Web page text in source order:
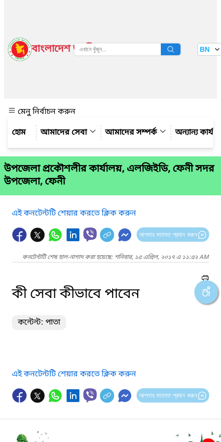
বাংলাদেশ জাতীয় তথ্য বাতায়ন BN
মেনু নির্বাচন করুন
আমাদের সেবা
আমাদের সম্পর্ক অন্যান্য
উপজেলা প্রকৌশলীর কার্যালয়, এলজিইডি, ফেনী সদর
উপজেলা, ফেনী
এই কনটেন্টটি শেয়ার করতে ক্লিক করুন
আপনার মতামত প্রদান করুন
কনটেন্টটি শেষ হাল-নাগাদ করা হয়েছে: শনিবার, ১৫ এপ্রিল, ২০১৭ এ ১১:৫২ AM
কী সেবা কীভাবে পাবেন
কন্টেন্ট: পাতা
এই কনটেন্টটি শেয়ার করতে ক্লিক করুন
আপনার মতামত প্রদান করুন